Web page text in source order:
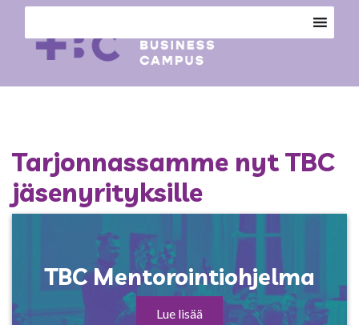
Tarjonnassamme nyt TBC
jäsenyrityksille
TBC Mentorointiohjelma
Lue lisää